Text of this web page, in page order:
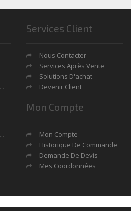
Services Client
Nous Contacter
Services Après Vente
Solutions D'achat
Devenir Client
Mon Compte
Mon Compte
Historique De Commande
Demande De Devis
Mes Coordonnées